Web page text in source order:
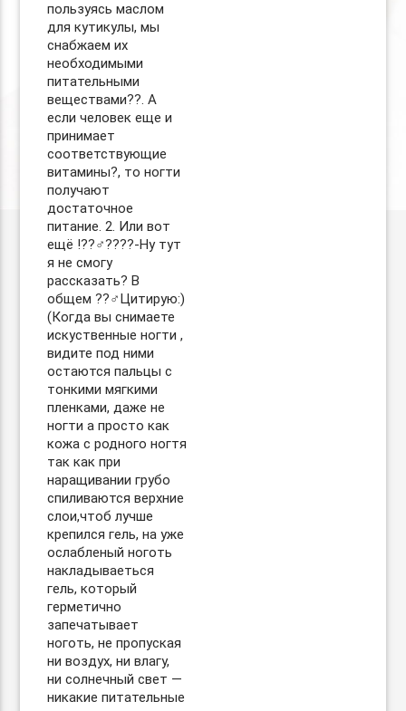
пользуясь маслом
для кутикулы, мы
снабжаем их
необходимыми
питательными
веществами??. А
если человек еще и
принимает
соответствующие
витамины?, то ногти
получают
достаточное
питание. 2. Или вот
ещё !??‍♂️??‍??-Ну тут
я не смогу
рассказать? В
общем ??‍♂️Цитирую:)
(Когда вы снимаете
искуственные ногти ,
видите под ними
остаются пальцы с
тонкими мягкими
пленками, даже не
ногти а просто как
кожа с родного ногтя
так как при
наращивании грубо
спиливаются верхние
слои,чтоб лучше
крепился гель, на уже
ослабленый ноготь
накладываеться
гель, который
герметично
запечатывает
ноготь, не пропуская
ни воздух, ни влагу,
ни солнечный свет —
никакие питательные